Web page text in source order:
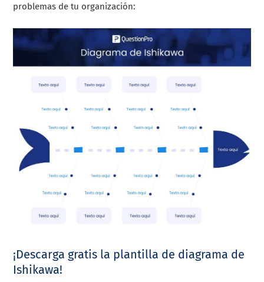
problemas de tu organización:
¡Descarga gratis la plantilla de diagrama de
Ishikawa!